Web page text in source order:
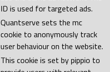
ID is used for targeted ads.
Quantserve sets the mc
cookie to anonymously track
user behaviour on the website.
This cookie is set by pippio to